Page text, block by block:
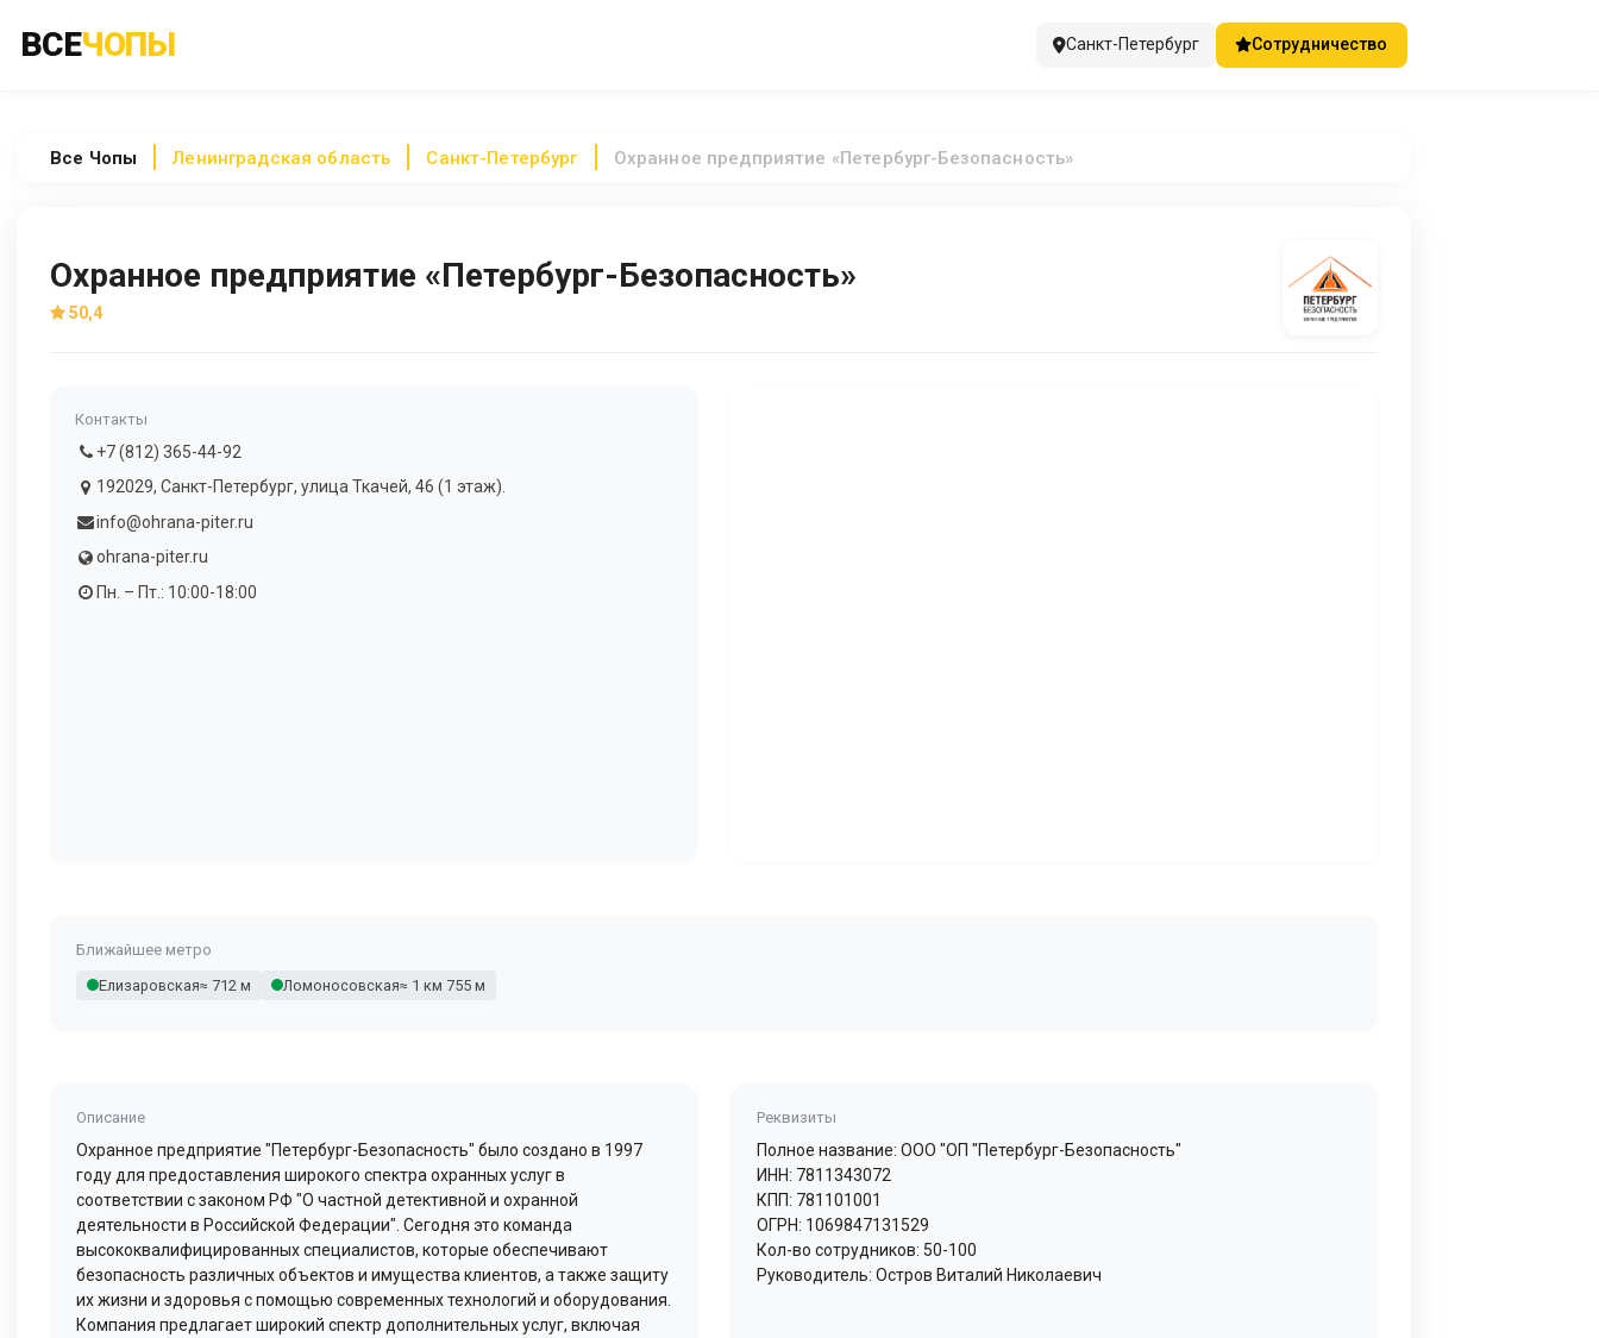
ВСЕЧОПЫ Санкт-Петербург Сотрудничество
Все Чопы Ленинградская область Санкт-Петербург Охранное предприятие «Петербург-Безопасность»
Охранное предприятие «Петербург-Безопасность»
50,4
Контакты
+7 (812) 365-44-92
192029, Санкт-Петербург, улица Ткачей, 46 (1 этаж).
info@ohrana-piter.ru
ohrana-piter.ru
Пн. – Пт.: 10:00-18:00
Ближайшее метро
Елизаровская≈ 712 м Ломоносовская≈ 1 км 755 м
Описание
Охранное предприятие "Петербург-Безопасность" было создано в 1997
году для предоставления широкого спектра охранных услуг в
соответствии с законом РФ "О частной детективной и охранной
деятельности в Российской Федерации". Сегодня это команда
высококвалифицированных специалистов, которые обеспечивают
безопасность различных объектов и имущества клиентов, а также защиту
их жизни и здоровья с помощью современных технологий и оборудования.
Компания предлагает широкий спектр дополнительных услуг, включая
Реквизиты
Полное название: ООО "ОП "Петербург-Безопасность"
ИНН: 7811343072
КПП: 781101001
ОГРН: 1069847131529
Кол-во сотрудников: 50-100
Руководитель: Остров Виталий Николаевич